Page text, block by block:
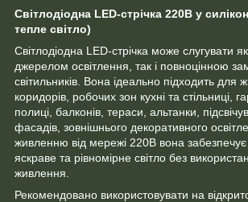
Світлодіодна LED-стрічка 220В у
тепле світло)
Світлодіодна LED-стрічка може слугувати
джерелом освітлення, так і повноцінною
світильників. Вона ідеально підходить для
коридорів, робочих зон кухні та стільниці,
полиці, балконів, тераси, альтанки,
фасадів, зовнішнього декоративного
живленню від мережі 220В вона забезпечує
яскраве та рівномірне світло без
живлення.
Рекомендовано використовувати на